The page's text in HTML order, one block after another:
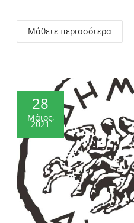
Μάθετε περισσότερα
28
Μάιος,
2021